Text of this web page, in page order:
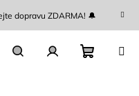
dopravu ZDARMA! 🔔